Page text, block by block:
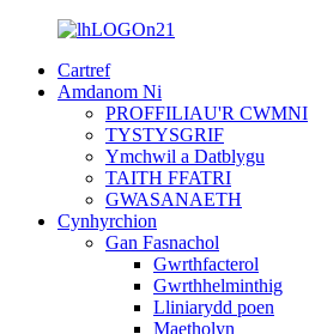
Cartref
Amdanom Ni
PROFFILIAU'R CWMNI
TYSTYSGRIF
Ymchwil a Datblygu
TAITH FFATRI
GWASANAETH
Cynhyrchion
Gan Fasnachol
Gwrthfacterol
Gwrthhelminthig
Lliniarydd poen
Maetholyn